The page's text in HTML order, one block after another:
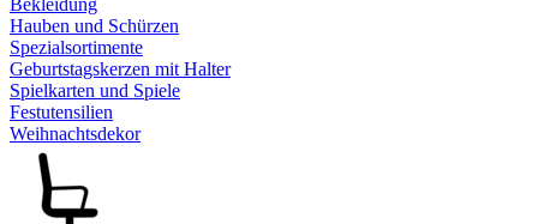
Bekleidung
Hauben und Schürzen
Spezialsortimente
Geburtstagskerzen mit Halter
Spielkarten und Spiele
Festutensilien
Weihnachtsdekor